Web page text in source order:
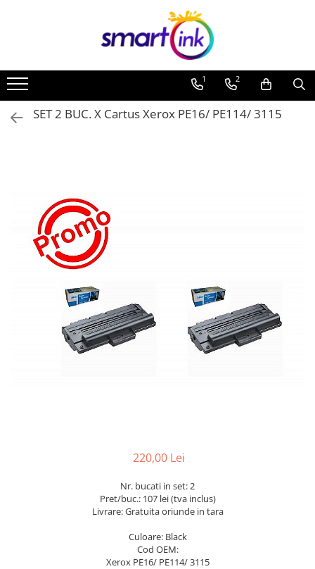
Consumabile
Cartuse si tonere
Pentru firme
1 2
SET 2 BUC. X Cartus Xerox PE16/ PE114/ 3115
220,00 Lei
Nr. bucati in set: 2
Pret/buc.: 107 lei (tva inclus)
Livrare: Gratuita oriunde in tara
Culoare: Black
Cod OEM:
Xerox PE16/ PE114/ 3115